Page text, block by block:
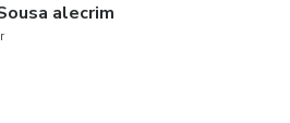
alecrim